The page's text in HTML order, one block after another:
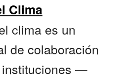
Clima
clima es un
de colaboración
instituciones —